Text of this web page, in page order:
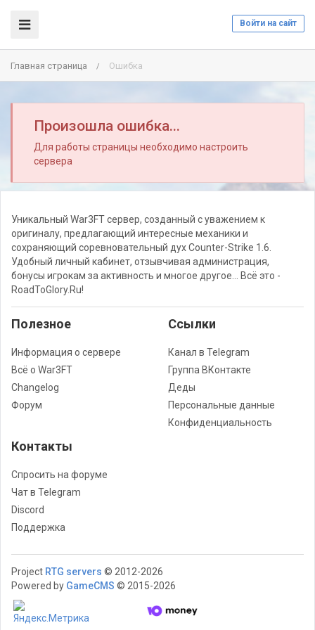
Войти на сайт
Главная страница / Ошибка
Произошла ошибка...
Для работы страницы необходимо настроить
сервера
Уникальный War3FT сервер, созданный с уважением к
оригиналу, предлагающий интересные механики и
сохраняющий соревновательный дух Counter-Strike 1.6.
Удобный личный кабинет, отзывчивая администрация,
бонусы игрокам за активность и многое другое... Всё это -
RoadToGlory.Ru!
Полезное
Информация о сервере
Всё о War3FT
Changelog
Форум
Cсылки
Канал в Telegram
Группа ВКонтакте
Деды
Персональные данные
Конфиденциальность
Контакты
Спросить на форуме
Чат в Telegram
Discord
Поддержка
Project RTG servers © 2012-2026
Powered by GameCMS © 2015-2026